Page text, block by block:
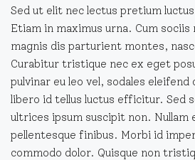
Sed ut elit nec lectus pretium
Etiam in maximus urna. Cum
magnis dis parturient montes,
Curabitur tristique nec ex eget
pulvinar eu leo vel, sodales
libero id tellus luctus efficitur. Sed
ultrices ipsum suscipit non. Nullam
pellentesque finibus. Morbi id
commodo dolor. Quisque non